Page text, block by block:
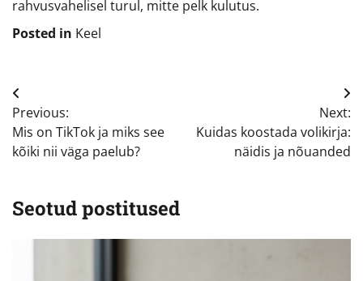
rahvusvahelisel turul, mitte pelk kulutus.
Posted in Keel
Navigeerimine
Previous:
Mis on TikTok ja miks see
kõiki nii väga paelub?
Next:
Kuidas koostada volikirja:
näidis ja nõuanded
Seotud postitused